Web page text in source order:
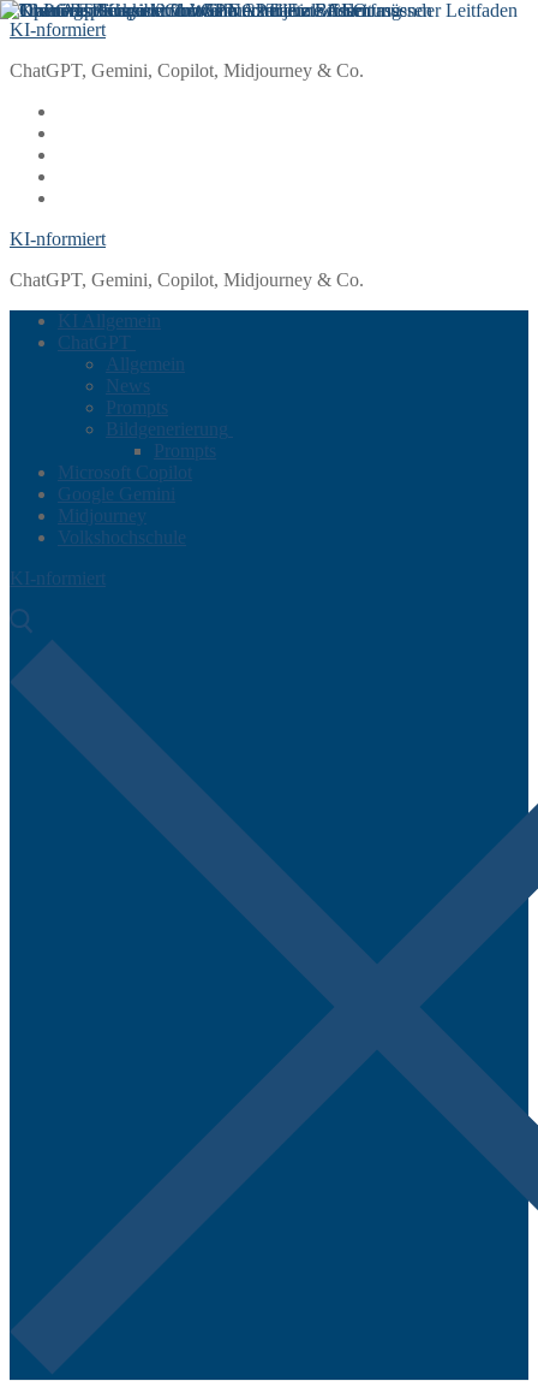
Zum
springen
Menü
Schließen
KI-nformiert
ChatGPT, Gemini, Copilot, Midjourney & Co.
KI-nformiert
ChatGPT, Gemini, Copilot, Midjourney & Co.
KI Allgemein
ChatGPT
Allgemein
News
Prompts
Bildgenerierung
Prompts
Microsoft Copilot
Google Gemini
Midjourney
Volkshochschule
KI-nformiert